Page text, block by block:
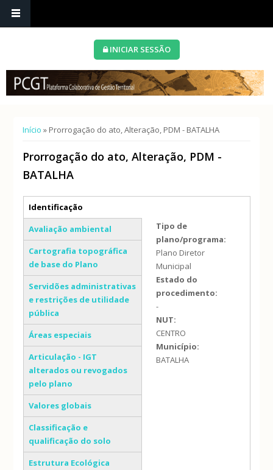
INICIAR SESSÃO
Está aqui
Início » Prorrogação do ato, Alteração, PDM - BATALHA
Prorrogação do ato, Alteração, PDM -
BATALHA
Separadores verticais
Identificação
(separador ativo)
Avaliação ambiental
Cartografia topográfica
de base do Plano
Servidões administrativas
e restrições de utilidade
pública
Áreas especiais
Articulação - IGT
alterados ou revogados
pelo plano
Valores globais
Classificação e
qualificação do solo
Estrutura Ecológica
Tipo de
plano/programa:
Plano Diretor
Municipal
Estado do
procedimento:
-
NUT:
CENTRO
Município:
BATALHA